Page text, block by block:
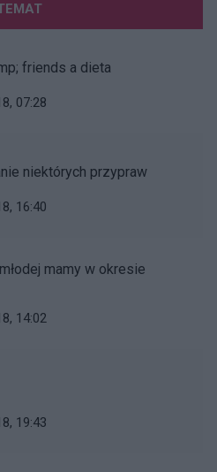
friends a dieta
07:28
niektórych przypraw
16:40
mamy w okresie
14:02
19:43